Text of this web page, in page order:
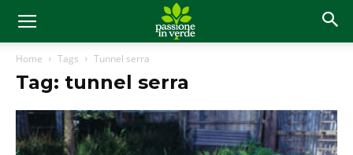
Home Tags Tunnel serra
Tag: tunnel serra